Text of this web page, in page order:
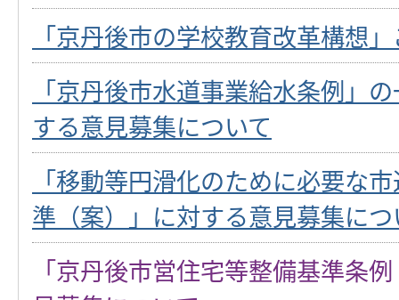
「京丹後市の学校教育改革構想
「京丹後市水道事業給水条例」
する意見募集について
「移動等円滑化のために必要な
準（案）」に対する意見募集に
「京丹後市営住宅等整備基準条